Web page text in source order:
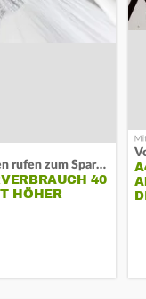
Kommunen rufen zum Sparen auf
40
HÖHER